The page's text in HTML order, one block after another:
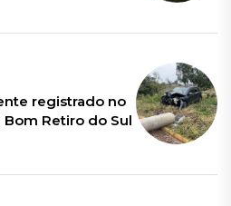
registrado no
Retiro do Sul